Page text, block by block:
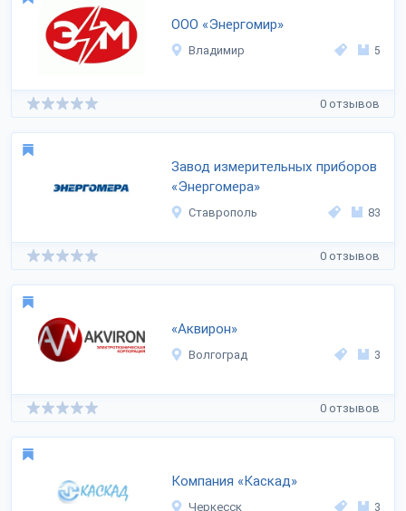
ООО «Энергомир»
Владимир 5
0 отзывов
Завод измерительных приборов
«Энергомера»
Ставрополь 83
0 отзывов
«Аквирон»
Волгоград 3
0 отзывов
Компания «Каскад»
Черкесск 3